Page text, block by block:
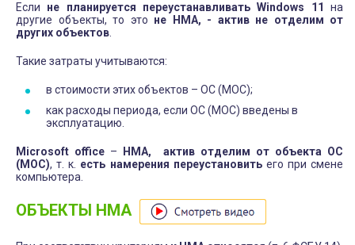
Если не планируется переустанавливать Windows 11
на
другие объекты, то это не НМА, - актив не отделим от
других объектов.
Такие затраты учитываются:
в стоимости этих объектов – ОС (МОС);
как расходы периода, если ОС (МОС) введены в
эксплуатацию.
Microsoft office –
НМА, актив отделим от объекта ОС
(МОС), т. к. есть намерения переустановить его при смене
компьютера.
ОБЪЕКТЫ НМА